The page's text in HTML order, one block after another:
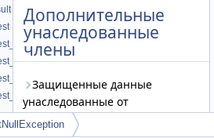
Дополнительные
унаследованные
члены
Защищенные данные
унаследованные от
ArgumentException